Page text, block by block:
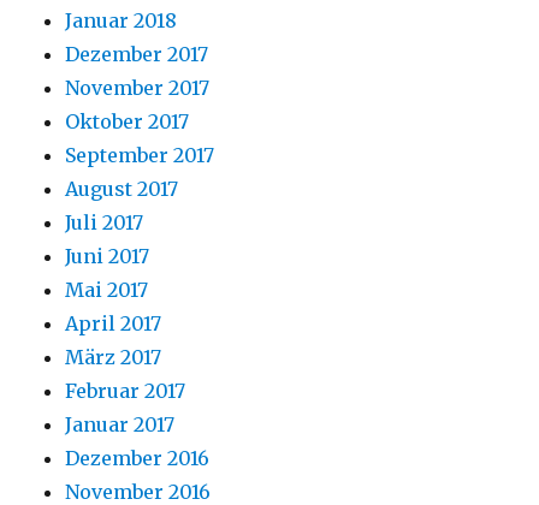
Januar 2018
Dezember 2017
November 2017
Oktober 2017
September 2017
August 2017
Juli 2017
Juni 2017
Mai 2017
April 2017
März 2017
Februar 2017
Januar 2017
Dezember 2016
November 2016